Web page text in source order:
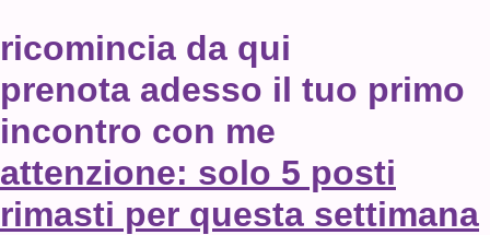
ricomincia da qui
prenota adesso il tuo primo
incontro con me
attenzione: solo 5 posti
rimasti per questa settimana